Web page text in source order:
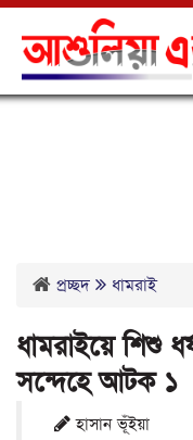
প্রচ্ছদ ধামরাই
ধামরাইয়ে শিশু
সন্দেহে আটক ১
হাসান ভূঁইয়া